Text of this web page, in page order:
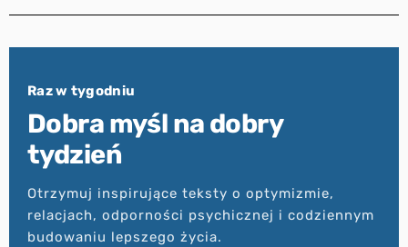
Raz w tygodniu
Dobra myśl na dobry
tydzień
Otrzymuj inspirujące teksty o optymizmie,
relacjach, odporności psychicznej i codziennym
budowaniu lepszego życia.